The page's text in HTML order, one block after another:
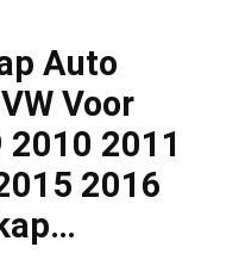
Auto
Voor
2011
2016